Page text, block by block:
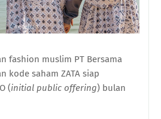
fashion muslim PT Bersama
kode saham ZATA siap
(initial public offering) bulan